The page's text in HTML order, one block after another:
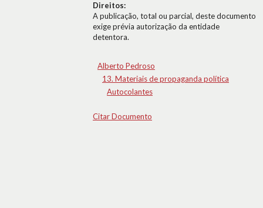
Direitos:
A publicação, total ou parcial, deste documento
exige prévia autorização da entidade
detentora.
Alberto Pedroso
13. Materiais de propaganda política
Autocolantes
Citar Documento